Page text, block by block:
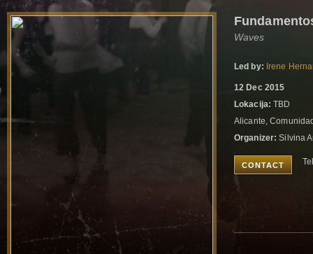
Waves
Led by: Irene
12 Dec 2015
Lokacija: TBD
Alicante,
Organizer: Silvina
CONTACT